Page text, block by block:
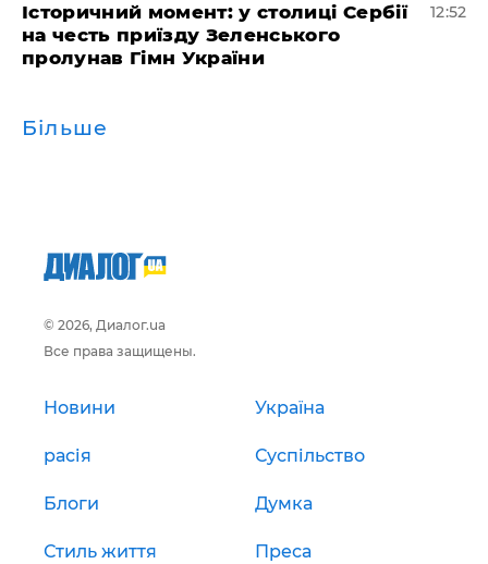
Історичний момент: у столиці Сербії
на честь приїзду Зеленського
пролунав Гімн України
12:52
Більше
© 2026, Диалог.ua
Все права защищены.
Новини Україна
расія Суспільство
Блоги Думка
Стиль життя Преса